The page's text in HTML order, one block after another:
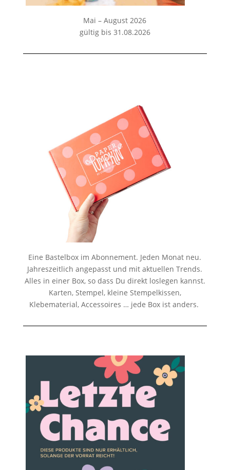
Mai – August 2026
gültig bis 31.08.2026
Eine Bastelbox im Abonnement. Jeden Monat neu.
Jahreszeitlich angepasst und mit aktuellen Trends.
Alles in einer Box, so dass Du direkt loslegen kannst.
Karten, Stempel, kleine Stempelkissen,
Klebematerial, Accessoires … jede Box ist anders.